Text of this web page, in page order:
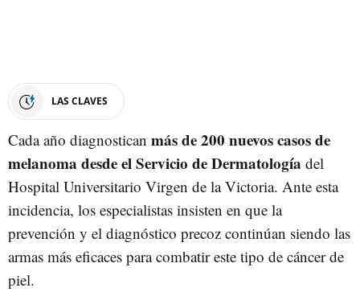
LAS CLAVES
Cada año diagnostican más de 200 nuevos casos de
melanoma desde el Servicio de Dermatología del
Hospital Universitario Virgen de la Victoria. Ante esta
incidencia, los especialistas insisten en que la
prevención y el diagnóstico precoz continúan siendo las
armas más eficaces para combatir este tipo de cáncer de
piel.